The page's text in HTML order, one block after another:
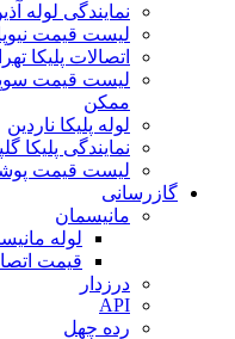
نمایندگی لوله
لیست قیمت
اتصالات پلیکا
ممکن
لوله پلیکا ناردین
نمایندگی پلیکا
لیست قیمت
گازرسانی
مانیسمان
لوله مانیسمان
قیمت
درزدار
API
رده چهل